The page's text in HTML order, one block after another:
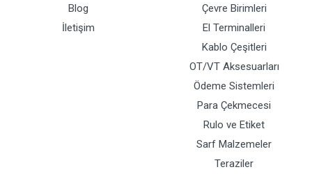
Blog
İletişim
Çevre Birimleri
El Terminalleri
Kablo Çeşitleri
OT/VT Aksesuarları
Ödeme Sistemleri
Para Çekmecesi
Rulo ve Etiket
Sarf Malzemeler
Teraziler